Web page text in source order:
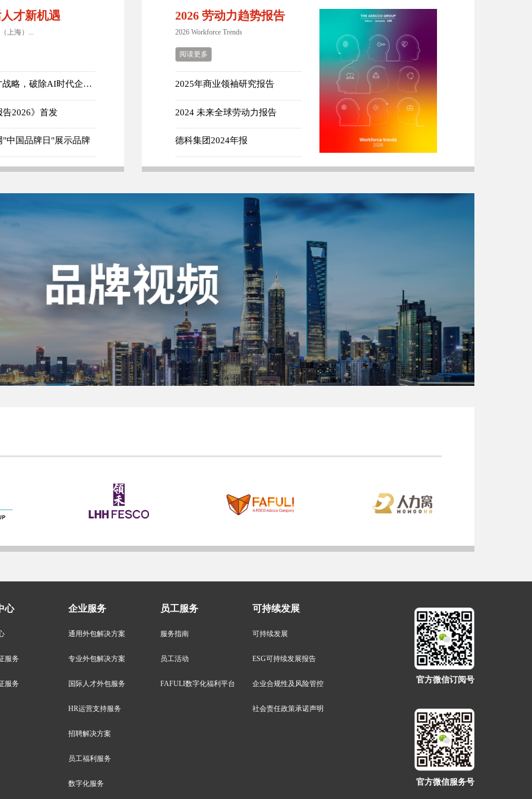
才新机遇
上海）...
【2026达沃斯】德科集团：以"信任"重构人才战略，破除AI时代企业转型误区
2026》首发
"中国品牌日"展示品牌
2026 劳动力趋势报告
2026 Workforce Trends
阅读更多
2025年商业领袖研究报告
2024 未来全球劳动力报告
德科集团2024年报
心
服务
服务
企业服务
通用外包解决方案
专业外包解决方案
国际人才外包服务
HR运营支持服务
招聘解决方案
员工福利服务
数字化服务
员工服务
服务指南
员工活动
FAFULI数字化福利平台
可持续发展
可持续发展
ESG可持续发展报告
企业合规性及风险管控
社会责任政策承诺声明
官方微信订阅号
官方微信服务号